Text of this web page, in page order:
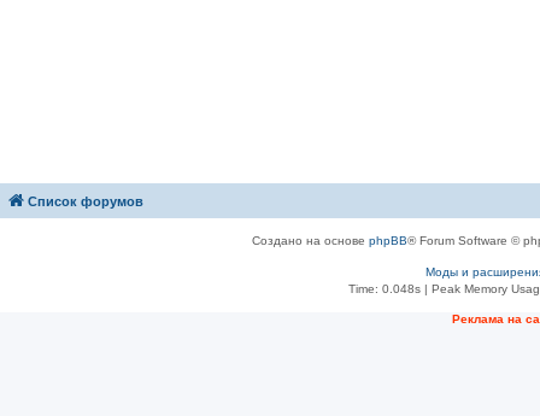
Список форумов
Создано на основе phpBB® Forum Software ©
Моды и
Time: 0.048s| Peak Memory
Рeклама на